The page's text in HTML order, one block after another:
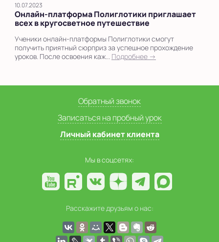
10.07.2023
Онлайн-платформа Полиглотики приглашает
всех в кругосветное путешествие
Ученики онлайн-платформы Полиглотики смогут
получить приятный сюрприз за успешное прохождение
уроков. После освоения каж... Подробнее →
Обратный звонок
Записаться на пробный урок
Личный кабинет клиента
Мы в соцсетях:
Расскажите друзьям о нас: